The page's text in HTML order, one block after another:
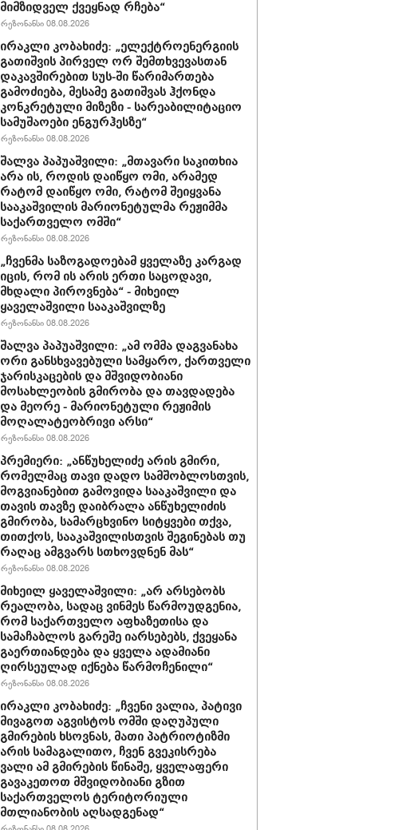
მიმზიდველ ქვეყნად რჩება“
რეზონანსი 08.08.2026
ირაკლი კობახიძე: „ელექტროენერგიის
გათიშვის პირველ ორ შემთხვევასთან
დაკავშირებით სუს-ში წარიმართება
გამოძიება, მესამე გათიშვას ჰქონდა
კონკრეტული მიზეზი - სარეაბილიტაციო
სამუშაოები ენგურჰესზე“
რეზონანსი 08.08.2026
შალვა პაპუაშვილი: „მთავარი საკითხია
არა ის, როდის დაიწყო ომი, არამედ
რატომ დაიწყო ომი, რატომ შეიყვანა
სააკაშვილის მარიონეტულმა რეჟიმმა
საქართველო ომში“
რეზონანსი 08.08.2026
„ჩვენმა საზოგადოებამ ყველაზე კარგად
იცის, რომ ის არის ერთი საცოდავი,
მხდალი პიროვნება“ - მიხეილ
ყაველაშვილი სააკაშვილზე
რეზონანსი 08.08.2026
შალვა პაპუაშვილი: „ამ ომმა დაგვანახა
ორი განსხვავებული სამყარო, ქართველი
ჯარისკაცების და მშვიდობიანი
მოსახლეობის გმირობა და თავდადება
და მეორე - მარიონეტული რეჟიმის
მოღალატეობრივი არსი“
რეზონანსი 08.08.2026
პრემიერი: „ანწუხელიძე არის გმირი,
რომელმაც თავი დადო სამშობლოსთვის,
მოგვიანებით გამოვიდა სააკაშვილი და
თავის თავზე დაიბრალა ანწუხელიძის
გმირობა, სამარცხვინო სიტყვები თქვა,
თითქოს, სააკაშვილისთვის შეგინებას თუ
რაღაც ამგვარს სთხოვდნენ მას“
რეზონანსი 08.08.2026
მიხეილ ყაველაშვილი: „არ არსებობს
რეალობა, სადაც ვინმეს წარმოუდგენია,
რომ საქართველო აფხაზეთისა და
სამაჩაბლოს გარეშე იარსებებს, ქვეყანა
გაერთიანდება და ყველა ადამიანი
ღირსეულად იქნება წარმოჩენილი“
რეზონანსი 08.08.2026
ირაკლი კობახიძე: „ჩვენი ვალია, პატივი
მივაგოთ აგვისტოს ომში დაღუპული
გმირების ხსოვნას, მათი პატრიოტიზმი
არის სამაგალითო, ჩვენ გვეკისრება
ვალი ამ გმირების წინაშე, ყველაფერი
გავაკეთოთ მშვიდობიანი გზით
საქართველოს ტერიტორიული
მთლიანობის აღსადგენად“